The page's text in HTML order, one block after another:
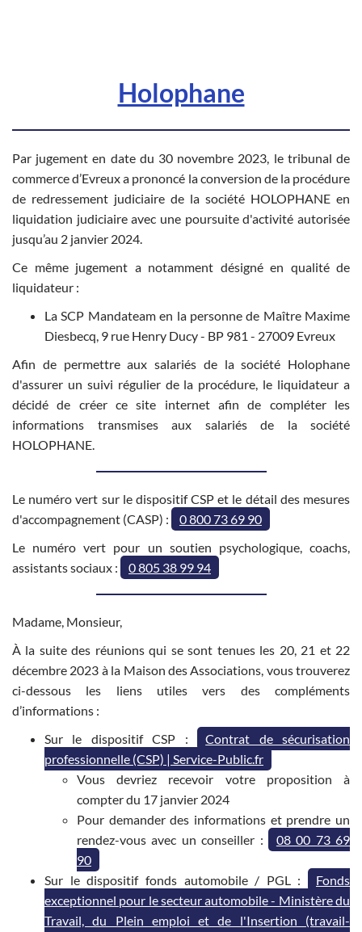
Holophane
Par jugement en date du 30 novembre 2023, le tribunal de
commerce d’Evreux a prononcé la conversion de la procédure
de redressement judiciaire de la société HOLOPHANE en
liquidation judiciaire avec une poursuite d'activité autorisée
jusqu’au 2 janvier 2024.
Ce même jugement a notamment désigné en qualité de
liquidateur :
La SCP Mandateam en la personne de Maître Maxime
Diesbecq, 9 rue Henry Ducy - BP 981 - 27009 Evreux
Afin de permettre aux salariés de la société Holophane
d'assurer un suivi régulier de la procédure, le liquidateur a
décidé de créer ce site internet afin de compléter les
informations transmises aux salariés de la société
HOLOPHANE.
Le numéro vert sur le dispositif CSP et le détail des mesures
d'accompagnement (CASP) :
0 800 73 69 90
Le numéro vert pour un soutien psychologique, coachs,
assistants sociaux :
0 805 38 99 94
Madame, Monsieur,
À la suite des réunions qui se sont tenues les 20, 21 et 22
décembre 2023 à la Maison des Associations, vous trouverez
ci-dessous les liens utiles vers des compléments
d’informations :
Sur le dispositif CSP :
Contrat de sécurisation
professionnelle (CSP) | Service-Public.fr
Vous devriez recevoir votre proposition à
compter du 17 janvier 2024
Pour demander des informations et prendre un
rendez-vous avec un conseiller :
08 00 73 69
90
Sur le dispositif fonds automobile / PGL :
Fonds
exceptionnel pour le secteur automobile - Ministère du
Travail, du Plein emploi et de l'Insertion (travail-